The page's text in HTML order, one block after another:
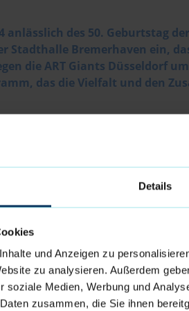
Details
und Anzeigen zu
zu analysieren. Außerdem
soziale Medien, Werbung und
zusammen, die Sie ihnen
des 50. Geburtstag
Stadthalle Bremerhaven ein,
die ART Giants Düsseldorf
das die Vielfalt und den
ihren vielfältigen Angeboten für
der Gesellschaften ein.
kann, sondern soll auch ein
im Foyer an einigen
die Elbe-Weser Welten dazu
Thema Inklusion
der EWW tolle Preise zu
Besuchern führen, aufzeichnen
der BSC Grünhöfe im Foyer